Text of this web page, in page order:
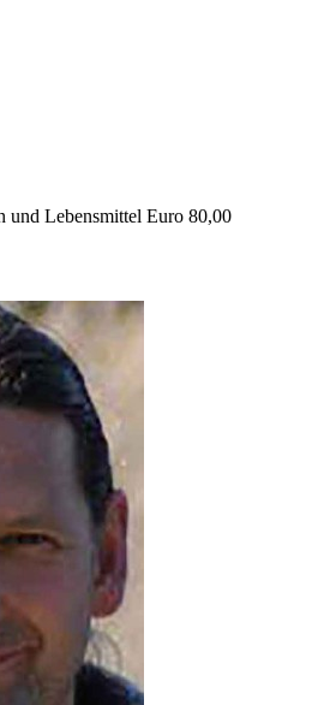
und Lebensmittel Euro 80,00